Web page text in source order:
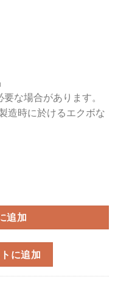
な場合があります。
造時に於けるエクボな
追加
に追加